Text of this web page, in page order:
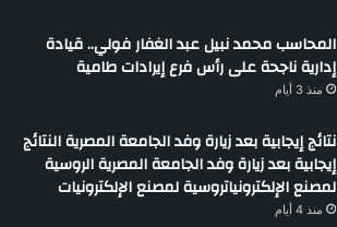
المحاسب محمد نبيل عبد الغفار فولي.. قيادة
إدارية ناجحة على رأس فرع إيرادات طامية
منذ 3 أيام
نتائج إيجابية بعد زيارة وفد الجامعة المصرية النتائج
إيجابية بعد زيارة وفد الجامعة المصرية الروسية
لمصنع الإلكترونياتروسية لمصنع الإلكترونيات
منذ 4 أيام